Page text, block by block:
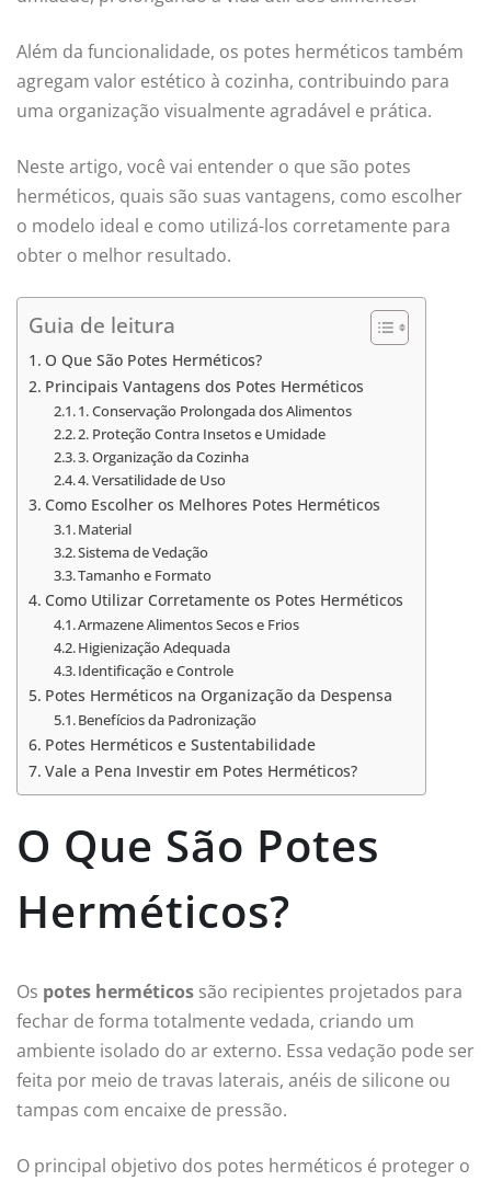
Além da funcionalidade, os potes herméticos também
agregam valor estético à cozinha, contribuindo para
uma organização visualmente agradável e prática.
Neste artigo, você vai entender o que são potes
herméticos, quais são suas vantagens, como escolher
o modelo ideal e como utilizá-los corretamente para
obter o melhor resultado.
Guia de leitura
O Que São Potes Herméticos?
Principais Vantagens dos Potes Herméticos
1. Conservação Prolongada dos Alimentos
2. Proteção Contra Insetos e Umidade
3. Organização da Cozinha
4. Versatilidade de Uso
Como Escolher os Melhores Potes Herméticos
Material
Sistema de Vedação
Tamanho e Formato
Como Utilizar Corretamente os Potes Herméticos
Armazene Alimentos Secos e Frios
Higienização Adequada
Identificação e Controle
Potes Herméticos na Organização da Despensa
Benefícios da Padronização
Potes Herméticos e Sustentabilidade
Vale a Pena Investir em Potes Herméticos?
O Que São Potes
Herméticos?
Os potes herméticos são recipientes projetados para
fechar de forma totalmente vedada, criando um
ambiente isolado do ar externo. Essa vedação pode ser
feita por meio de travas laterais, anéis de silicone ou
tampas com encaixe de pressão.
O principal objetivo dos potes herméticos é proteger o